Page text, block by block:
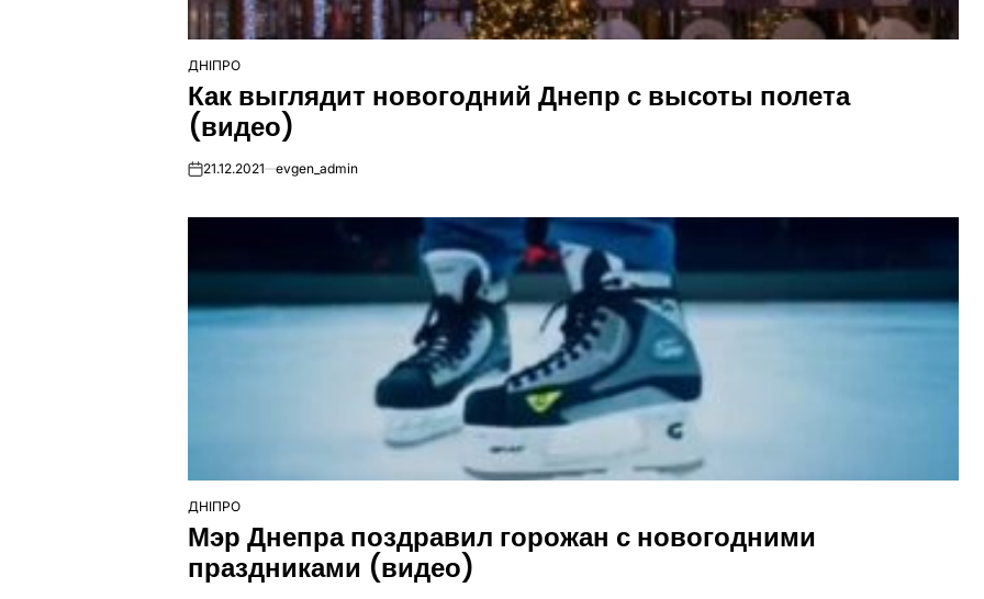
ОПУБЛІКУВАТИ
У
ДНІПРО
Как выглядит новогодний Днепр с высоты полета
(видео)
on21.12.2021 evgen_admin
ОПУБЛІКУВАТИ
У
ДНІПРО
Мэр Днепра поздравил горожан с новогодними
праздниками (видео)